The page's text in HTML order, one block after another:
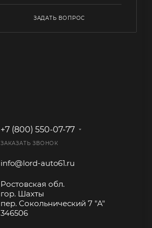
ЗАДАТЬ ВОПРОС
+7 (800) 550-07-77
ЗАКАЗАТЬ ЗВОНОК
info@lord-auto61.ru
Ростовская обл.
гор. Шахты
пер. Сокольнический 7 "А"
346506